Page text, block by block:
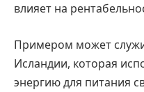
влияет на
Примером может
Исландии, которая
энергию для питания